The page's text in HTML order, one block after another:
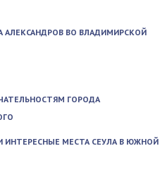
АЛЕКСАНДРОВ ВО ВЛАДИМИРСКОЙ
ГОРОДА
МЕСТА СЕУЛА В ЮЖНОЙ